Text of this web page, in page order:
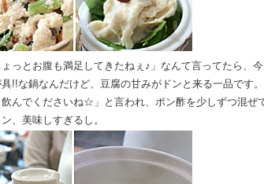
ょっとお腹も満足してきたねぇ♪」なんて言ってたら、今
!!な鍋なんだけど、豆腐の甘みがドンと来る一品です。
飲んでくださいね☆」と言われ、ポン酢を少しずつ混ぜ
、美味しすぎるし。